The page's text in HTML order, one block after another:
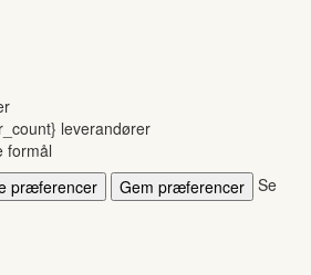
leverandører
formål
præferencer Gem præferencer Se